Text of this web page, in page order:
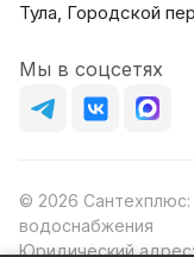
Тула, Городской
Мы в соцсетях
© 2026 Сантехплюс:
водоснабжения
Юридический